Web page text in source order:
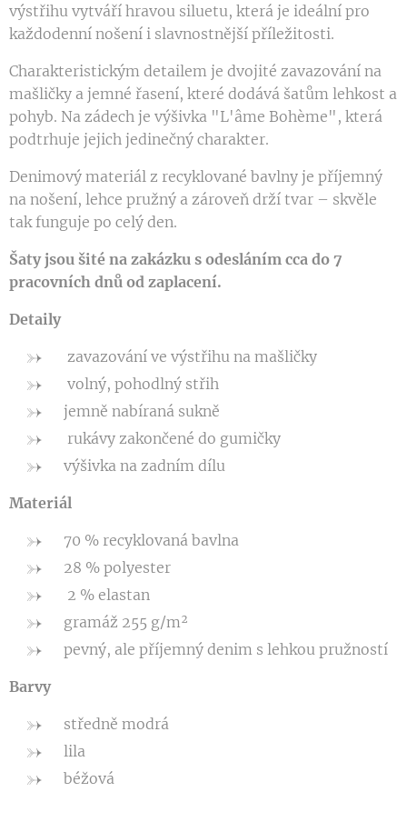
výstřihu vytváří hravou siluetu, která je ideální pro
každodenní nošení i slavnostnější příležitosti.
Charakteristickým detailem je dvojité zavazování na
mašličky a jemné řasení, které dodává šatům lehkost a
pohyb. Na zádech je výšivka "L'âme Bohème", která
podtrhuje jejich jedinečný charakter.
Denimový materiál z recyklované bavlny je příjemný
na nošení, lehce pružný a zároveň drží tvar – skvěle
tak funguje po celý den.
Šaty jsou šité na zakázku s odesláním cca do 7
pracovních dnů od zaplacení.
Detaily
zavazování ve výstřihu na mašličky
volný, pohodlný střih
jemně nabíraná sukně
rukávy zakončené do gumičky
výšivka na zadním dílu
Materiál
70 % recyklovaná bavlna
28 % polyester
2 % elastan
gramáž 255 g/m²
pevný, ale příjemný denim s lehkou pružností
Barvy
středně modrá
lila
béžová